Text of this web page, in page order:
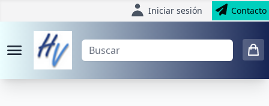
Iniciar sesión Contacto